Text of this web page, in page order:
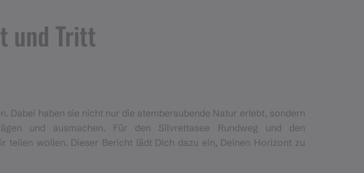
und Tritt
Dabei haben sie nicht nur die atemberaubende Natur erlebt, sondern
und ausmachen. Für den Silvrettasee Rundweg und den
wollen. Dieser Bericht lädt Dich dazu ein, Deinen Horizont zu